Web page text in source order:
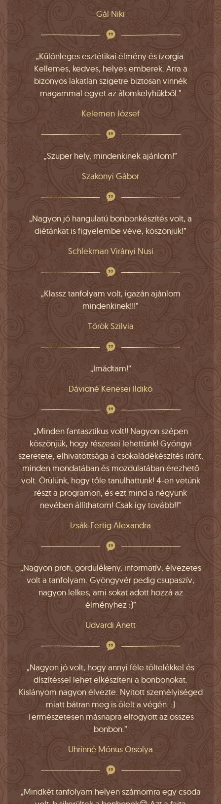
Gál Niki
„Különleges esztétikai élmény és ízorgia.
Kellemes, kedves, helyes emberek. Arra a
bizonyos lakatlan szigetre biztosan vinnék
magammal egyet az álomkelyhükből.”
Kelemen József
„Szuper hely, mindenkinek ajánlom!”
Szakonyi Gábor
„Nagyon jó hangulatú bonbonkészítés volt, a
diétánkat is figyelembe véve, köszönjük!”
Schlekman Virányi Nusi
„Klassz tanfolyam volt, igazán ajánlom
mindenkinek!!!”
Török Szilvia
„Imádtam!”
Dávidné Kenesei Ildikó
„Minden fantasztikus volt!! Nagyon szépen
köszönjük, hogy részesei lehettünk! Gyöngyi
szeretete, elhivatottsága a csokaládékészítés iránt,
minden mondatában és mozdulatában érezhető
volt. Örülünk, hogy tőle tanulhattunk! 4-en vetünk
részt a programon, és ezt mind a négyünk
nevében állíthatom! Csak így tovább!!”
Izsák-Fertig Alexandra
„Nagyon profi, gördülékeny, informatív, élvezetes
volt a tanfolyam. Gyöngyvér pedig csupaszív,
nagyon lelkes, ami sokat adott hozzá az
élményhez :)”
Udvardi Anett
„Nagyon jó volt, hogy annyi féle töltelékkel és
díszítéssel lehet elkészíteni a bonbonokat.
Kislányom nagyon élvezte. Nyitott személyiséged
miatt bátran meg is ölelt a végén. :)
Természetesen másnapra elfogyott az összes
bonbon.”
Uhrinné Mónus Orsolya
„Mindkét tanfolyam helyen számomra egy csoda